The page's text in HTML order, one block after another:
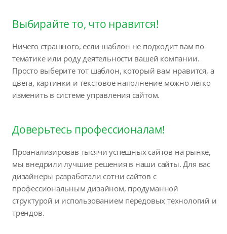
Выбирайте то, что нравится!
Ничего страшного, если шаблон не подходит вам по
тематике или роду деятельности вашей компании.
Просто выберите тот шаблон, который вам нравится, а
цвета, картинки и текстовое наполнение можно легко
изменить в системе управления сайтом.
Доверьтесь профессионалам!
Проанализировав тысячи успешных сайтов на рынке,
мы внедрили лучшие решения в наши сайты. Для вас
дизайнеры разработали сотни сайтов с
профессиональным дизайном, продуманной
структурой и использованием передовых технологий и
трендов.